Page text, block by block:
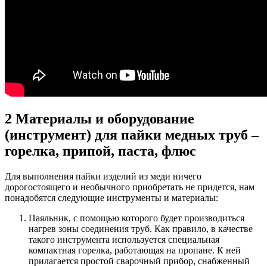
2 Материалы и оборудование
(инструмент) для пайки медных труб –
горелка, припой, паста, флюс
Для выполнения пайки изделий из меди ничего
дорогостоящего и необычного приобретать не придется, нам
понадобятся следующие инструменты и материалы:
Паяльник, с помощью которого будет производиться
нагрев зоны соединения труб. Как правило, в качестве
такого инструмента используется специальная
компактная горелка, работающая на пропане. К ней
прилагается простой сварочный прибор, снабженный